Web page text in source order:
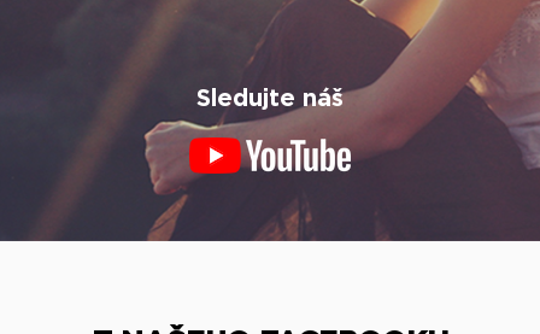
Sledujte náš